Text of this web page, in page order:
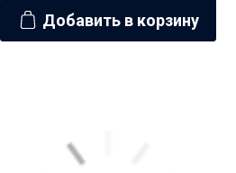
Добавить в корзину